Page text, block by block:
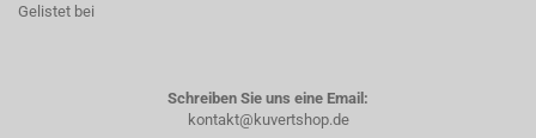
Gelistet bei
Schreiben Sie uns eine Email:
kontakt@kuvertshop.de